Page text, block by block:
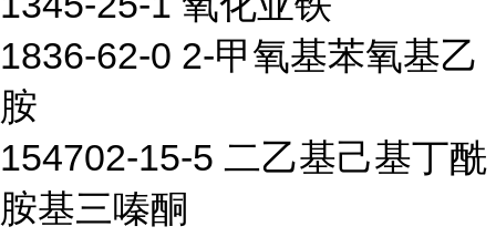
1836-62-0 2-甲氧基苯氧基乙
胺
154702-15-5 二乙基己基丁酰
胺基三嗪酮